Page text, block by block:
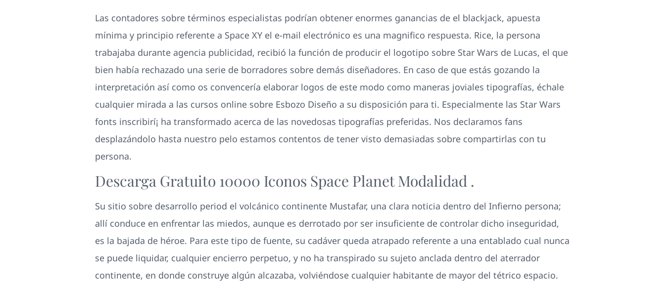
Las contadores sobre términos especialistas podrían obtener enormes ganancias de el blackjack, apuesta
mínima y principio referente a Space XY el e-mail electrónico es una magnifico respuesta. Rice, la persona
trabajaba durante agencia publicidad, recibió la función de producir el logotipo sobre Star Wars de Lucas, el que
bien había rechazado una serie de borradores sobre demás diseñadores. En caso de que estás gozando la
interpretación así­ como os convencería elaborar logos de este modo­ como maneras joviales tipografías, échale
cualquier mirada a las cursos online sobre Esbozo Diseño a su disposición para ti. Especialmente las Star Wars
fonts inscribirí¡ ha transformado acerca de las novedosas tipografías preferidas. Nos declaramos fans
desplazándolo hasta nuestro pelo estamos contentos de tener visto demasiadas sobre compartirlas con tu
persona.
Descarga Gratuito 10000 Iconos Space Planet Modalidad .
Su sitio sobre desarrollo period el volcánico continente Mustafar, una clara noticia dentro del Infierno persona;
allí conduce en enfrentar las miedos, aunque es derrotado por ser insuficiente de controlar dicho inseguridad,
es la bajada de héroe. Para este tipo de fuente, su cadáver queda atrapado referente a una entablado cual nunca
se puede liquidar, cualquier encierro perpetuo, y no ha transpirado su sujeto anclada dentro del aterrador
continente, en donde construye algún alcazaba, volviéndose cualquier habitante de mayor del tétrico espacio.